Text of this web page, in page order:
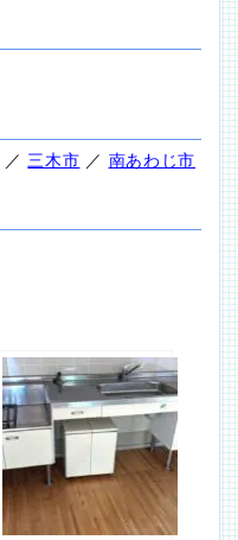
／ 三木市 ／ 南あわじ市